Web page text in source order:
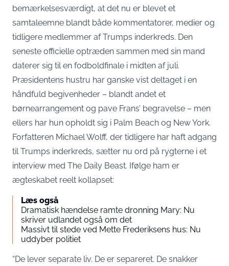
bemærkelsesværdigt, at det nu er blevet et
samtaleemne blandt både kommentatorer, medier og
tidligere medlemmer af Trumps inderkreds. Den
seneste officielle optræden sammen med sin mand
daterer sig til en fodboldfinale i midten af juli.
Præsidentens hustru har ganske vist deltaget i en
håndfuld begivenheder – blandt andet et
børnearrangement og pave Frans’ begravelse – men
ellers har hun opholdt sig i Palm Beach og New York.
Forfatteren Michael Wolff, der tidligere har haft adgang
til Trumps inderkreds, sætter nu ord på rygterne i et
interview med The Daily Beast. Ifølge ham er
ægteskabet reelt kollapset:
Læs også
Dramatisk hændelse ramte dronning Mary: Nu
skriver udlandet også om det
Massivt til stede ved Mette Frederiksens hus: Nu
uddyber politiet
“De lever separate liv. De er separeret. De snakker